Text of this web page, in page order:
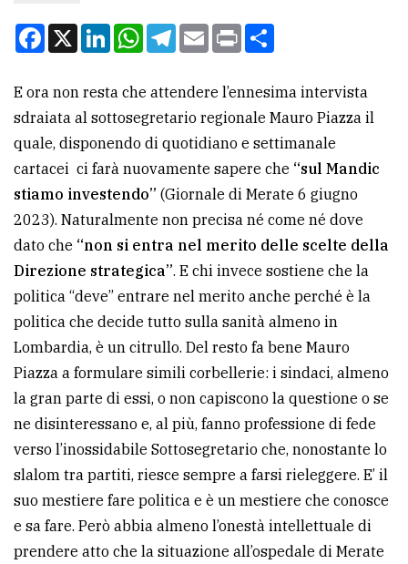
Per
la
pubblicità
CERCA
Cerca
per
comune
Ricerca
avanzata
LE
ALTRE
TESTATE
PRIVACY
Facebook
X LinkedInWhatsApp
Telegram
EmailPrint
E ora non resta che attendere l’ennesima intervista
sdraiata al sottosegretario regionale Mauro Piazza il
quale, disponendo di quotidiano e settimanale
cartacei ci farà nuovamente sapere che “sul Mandic
stiamo investendo” (Giornale di Merate 6 giugno
2023). Naturalmente non precisa né come né dove
dato che “non si entra nel merito delle scelte della
Direzione strategica”. E chi invece sostiene che la
politica “deve” entrare nel merito anche perché è la
politica che decide tutto sulla sanità almeno in
Lombardia, è un citrullo. Del resto fa bene Mauro
Piazza a formulare simili corbellerie: i sindaci, almeno
la gran parte di essi, o non capiscono la questione o se
ne disinteressano e, al più, fanno professione di fede
verso l’inossidabile Sottosegretario che, nonostante lo
slalom tra partiti, riesce sempre a farsi rieleggere. E’ il
suo mestiere fare politica e è un mestiere che conosce
e sa fare. Però abbia almeno l’onestà intellettuale di
prendere atto che la situazione all’ospedale di Merate